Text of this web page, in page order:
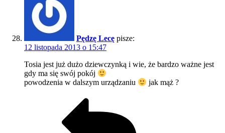
Pędzę Lecę pisze:
12 listopada 2013 o 15:47
Tosia jest już dużo dziewczynką i wie, że bardzo ważne jest
gdy ma się swój pokój
powodzenia w dalszym urządzaniu
jak mąż ?